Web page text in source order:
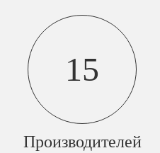
15
Производителей